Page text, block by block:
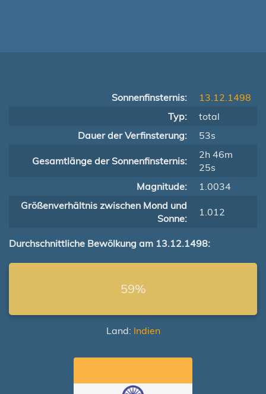
Sonnenfinsternis:
13.12.1498
Typ:
total
Dauer der Verfinsterung:
53s
Gesamtlänge der Sonnenfinsternis:
2h 46m
25s
Magnitude:
1.0034
Größenverhältnis zwischen Mond und
Sonne:
1.012
Durchschnittliche Bewölkung am 13.12.1498:
59%
Land: Indien